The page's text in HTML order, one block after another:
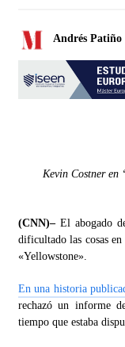
Andrés Patiño
Kevin Costner en
(CNN)–El abogado
dificultado las cosas
«Yellowstone».
En una historia
rechazó un informe
tiempo que estaba